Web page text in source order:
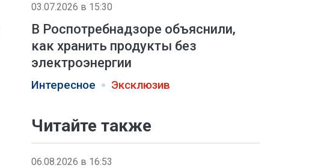
03.07.2026 в 15:30
В Роспотребнадзоре объяснили,
как хранить продукты без
электроэнергии
Интересное Эксклюзив
Читайте также
06.08.2026 в 16:53